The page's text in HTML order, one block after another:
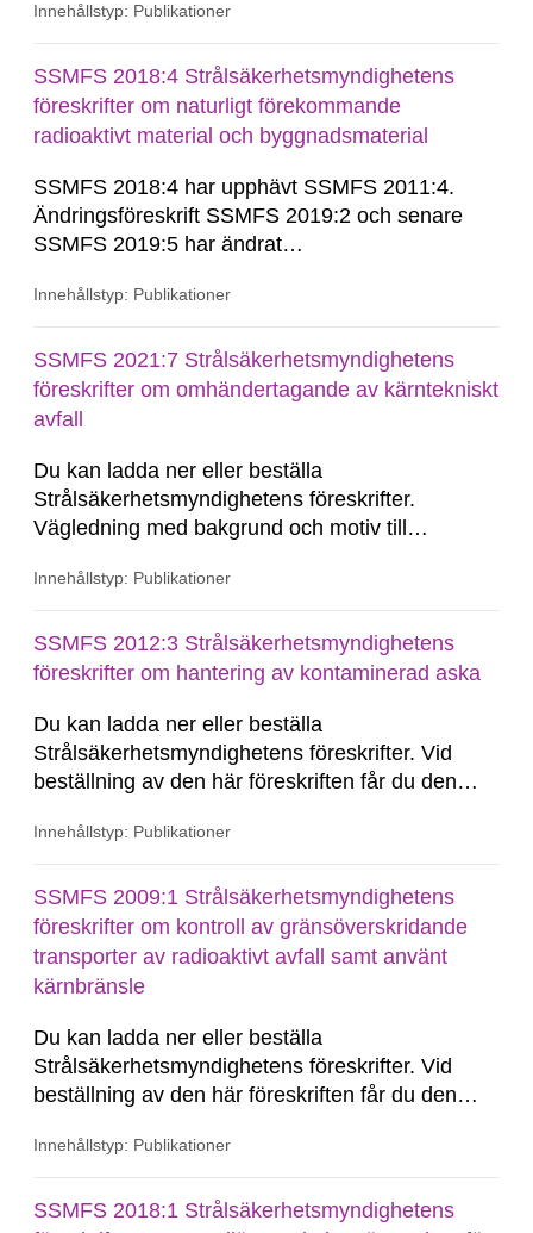
Innehållstyp: Publikationer
SSMFS 2018:4 Strålsäkerhetsmyndighetens
föreskrifter om naturligt förekommande
radioaktivt material och byggnadsmaterial
SSMFS 2018:4 har upphävt SSMFS 2011:4.
Ändringsföreskrift SSMFS 2019:2 och senare
SSMFS 2019:5 har ändrat
2018:4.
Innehållstyp: Publikationer
SSMFS 2021:7 Strålsäkerhetsmyndighetens
föreskrifter om omhändertagande av kärntekniskt
avfall
Du kan ladda ner eller beställa
Strålsäkerhetsmyndighetens föreskrifter.
Vägledning med bakgrund och motiv till
beställa den här publikationen i tryckt format?
tryckt format till självkostnadspris. Kommuner
och skolor kan du beställa upp till 50 tryckta...
Innehållstyp: Publikationer
SSMFS 2012:3 Strålsäkerhetsmyndighetens
föreskrifter om hantering av kontaminerad aska
Du kan ladda ner eller beställa
Strålsäkerhetsmyndighetens föreskrifter. Vid
beställning av den här föreskriften får du den
Konsoliderad version är en version av
konsoliderad version visar föreskrifterna i deras
senast gällande...
Innehållstyp: Publikationer
SSMFS 2009:1 Strålsäkerhetsmyndighetens
föreskrifter om kontroll av gränsöverskridande
transporter av radioaktivt avfall samt använt
kärnbränsle
Du kan ladda ner eller beställa
Strålsäkerhetsmyndighetens föreskrifter. Vid
beställning av den här föreskriften får du den
Konsoliderad version är en version av
konsoliderad version visar föreskrifterna i deras
Innehållstyp: Publikationer
SSMFS 2018:1 Strålsäkerhetsmyndighetens